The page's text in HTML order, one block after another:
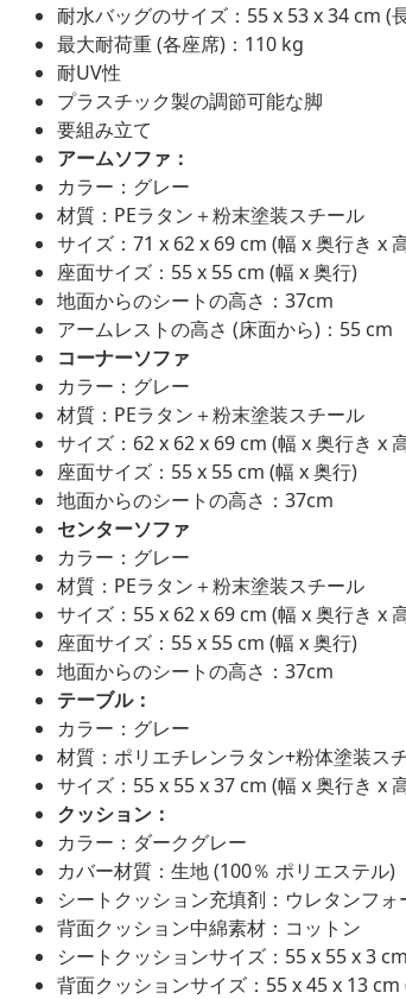
耐水バッグのサイズ：55 x 53 x 34 cm (
最大耐荷重 (各座席)：110 kg
耐UV性
プラスチック製の調節可能な脚
要組み立て
アームソファ：
カラー：グレー
材質：PEラタン＋粉末塗装スチール
サイズ：71 x 62 x 69 cm (幅 x 奥行き x
座面サイズ：55 x 55 cm (幅 x 奥行)
地面からのシートの高さ：37cm
アームレストの高さ (床面から)：55 cm
コーナーソファ
カラー：グレー
材質：PEラタン＋粉末塗装スチール
サイズ：62 x 62 x 69 cm (幅 x 奥行き x
座面サイズ：55 x 55 cm (幅 x 奥行)
地面からのシートの高さ：37cm
センターソファ
カラー：グレー
材質：PEラタン＋粉末塗装スチール
サイズ：55 x 62 x 69 cm (幅 x 奥行き x
座面サイズ：55 x 55 cm (幅 x 奥行)
地面からのシートの高さ：37cm
テーブル：
カラー：グレー
材質：ポリエチレンラタン+粉体塗装ス
サイズ：55 x 55 x 37 cm (幅 x 奥行き x
クッション：
カラー：ダークグレー
カバー材質：生地 (100％ ポリエステル)
シートクッション充填剤：ウレタンフォ
背面クッション中綿素材：コットン
シートクッションサイズ：55 x 55 x 3
背面クッションサイズ：55 x 45 x 13